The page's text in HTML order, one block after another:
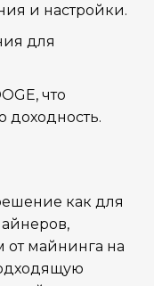
и настройки.
для
что
доходность.
как для
майнинга на